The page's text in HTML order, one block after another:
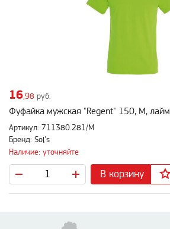
16,98 руб.
Фуфайка мужская "Regent" 150, M, лайм
Артикул: 711380.281/M
Бренд: Sol's
Наличие: уточняйте
В корзину